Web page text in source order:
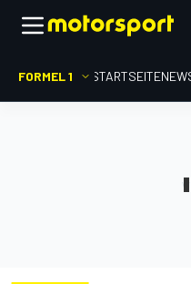
FORMEL 1 STARTSEITE